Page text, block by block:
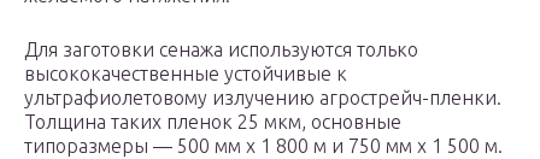
Для заготовки сенажа используются только
высококачественные устойчивые к
ультрафиолетовому излучению агрострейч-пленки.
Толщина таких пленок 25 мкм, основные
типоразмеры — 500 мм х 1 800 м и 750 мм х 1 500 м.